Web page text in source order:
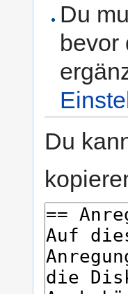
Du
bevor
Du